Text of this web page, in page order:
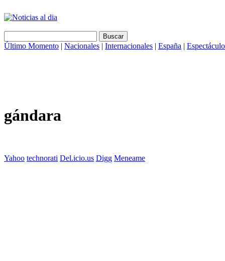
Último Momento | Nacionales | Internacionales | España |
gándara
Yahoo technorati Del.icio.us Digg Meneame